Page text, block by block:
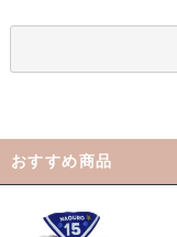
おすすめ商品